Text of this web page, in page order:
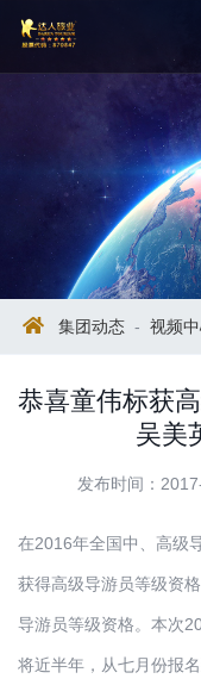
集团动态 - 视频
恭喜童伟标获
吴美
发布时间：
在2016年全国中、高级
获得高级导游员等级资
导游员等级资格。本次
将近半年，从七月份报